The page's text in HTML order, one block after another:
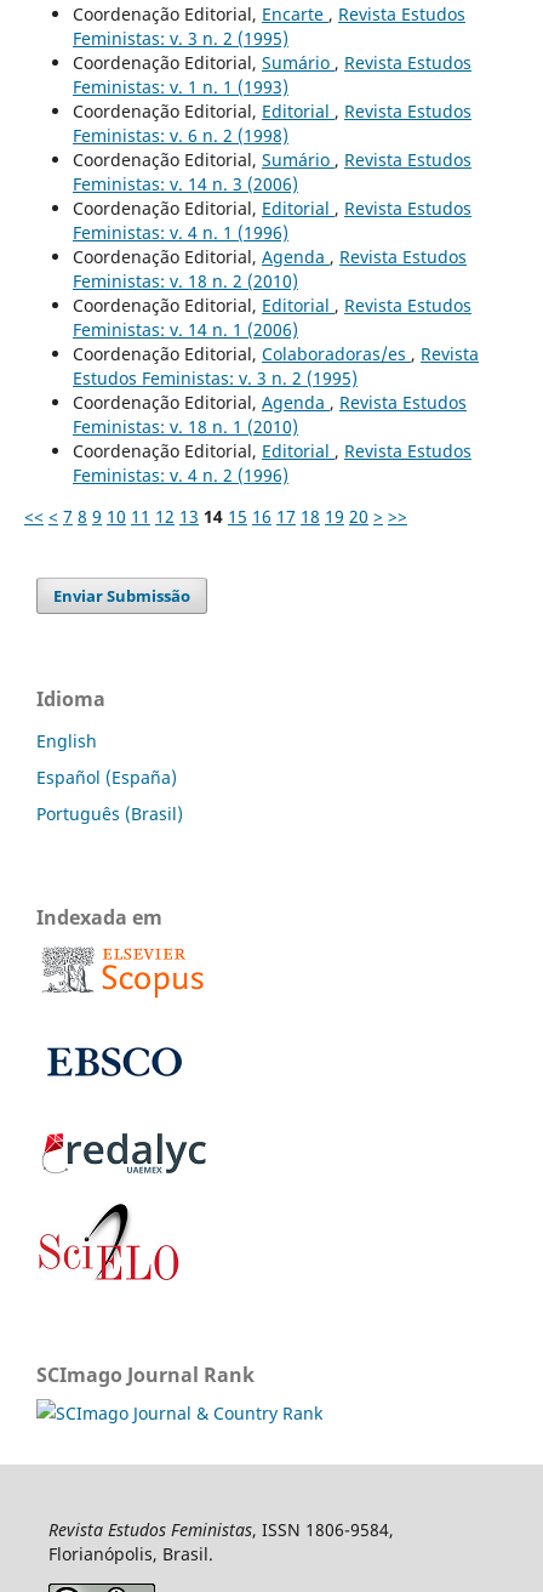
Coordenação Editorial, Encarte , Revista Estudos
Feministas: v. 3 n. 2 (1995)
Coordenação Editorial, Sumário , Revista Estudos
Feministas: v. 1 n. 1 (1993)
Coordenação Editorial, Editorial , Revista Estudos
Feministas: v. 6 n. 2 (1998)
Coordenação Editorial, Sumário , Revista Estudos
Feministas: v. 14 n. 3 (2006)
Coordenação Editorial, Editorial , Revista Estudos
Feministas: v. 4 n. 1 (1996)
Coordenação Editorial, Agenda , Revista Estudos
Feministas: v. 18 n. 2 (2010)
Coordenação Editorial, Editorial , Revista Estudos
Feministas: v. 14 n. 1 (2006)
Coordenação Editorial, Colaboradoras/es , Revista
Estudos Feministas: v. 3 n. 2 (1995)
Coordenação Editorial, Agenda , Revista Estudos
Feministas: v. 18 n. 1 (2010)
Coordenação Editorial, Editorial , Revista Estudos
Feministas: v. 4 n. 2 (1996)
<< < 7 8 9 10 11 12 13 14 15 16 17 18 19 20 > >>
Enviar Submissão
Idioma
English
Español (España)
Português (Brasil)
Indexada em
SCImago Journal Rank
Revista Estudos Feministas, ISSN 1806-9584,
Florianópolis, Brasil.